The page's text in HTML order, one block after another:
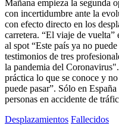
Mañana empieza la segunda
con incertidumbre ante la
con efecto directo en los
carretera. “El viaje de
al spot “Este país ya no
testimonios de tres
la pandemia del
práctica lo que se conoce y
puede pasar”. Sólo en
personas en accidente de
Desplazamientos Fallecidos